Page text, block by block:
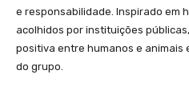
e responsabilidade. Inspirado em
acolhidos por instituições
positiva entre humanos e animais
do grupo.